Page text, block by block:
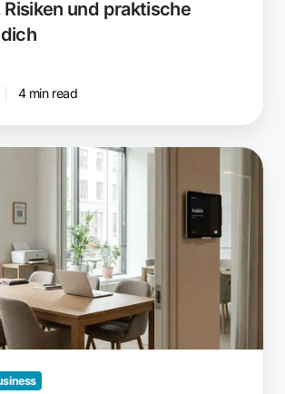
Risiken und praktische
4 min read